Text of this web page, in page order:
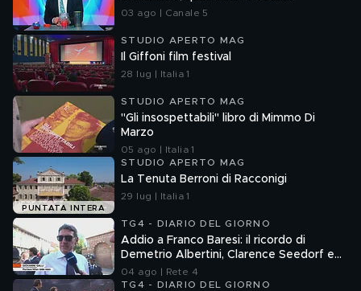
03 ago | Canale 5
STUDIO APERTO MAG
Il Giffoni film festival
28 lug | Italia 1
STUDIO APERTO MAG
"Gli insospettabili" libro di Mimmo Di
Marzo
05 ago | Italia 1
PUNTATA INTERA
STUDIO APERTO MAG
La Tenuta Berroni di Racconigi
29 lug | Italia 1
TG4 - DIARIO DEL GIORNO
Addio a Franco Baresi: il ricordo di
Demetrio Albertini, Clarence Seedorf e
Giovanni Galli
04 ago | Rete 4
TG4 - DIARIO DEL GIORNO